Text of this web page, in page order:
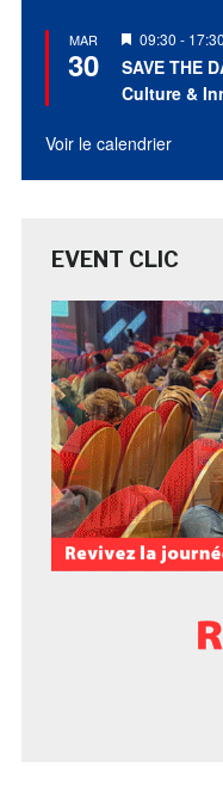
MAR
30
Mis
en
avant
09:30 - 17:30
SAVE THE
Culture &
Voir le calendrier
EVENT CLIC